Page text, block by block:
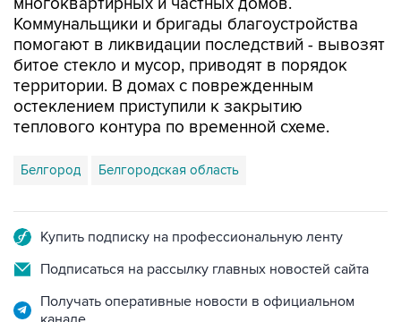
помогают в ликвидации последствий - вывозят
битое стекло и мусор, приводят в порядок
территории. В домах с поврежденным
остеклением приступили к закрытию
теплового контура по временной схеме.
Белгород Белгородская область
Подписаться на рассылку главных новостей сайта
Получать оперативные новости в официальном